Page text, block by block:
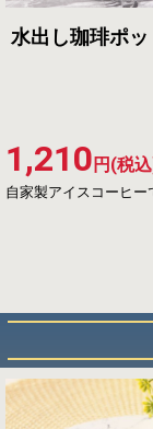
水出し珈琲ポッ
自家製アイスコーヒー
1,210 円(税